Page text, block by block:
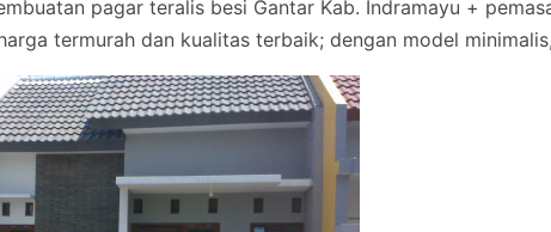
pagar teralis besi Gantar Kab. Indramayu +
termurah dan kualitas terbaik; dengan model